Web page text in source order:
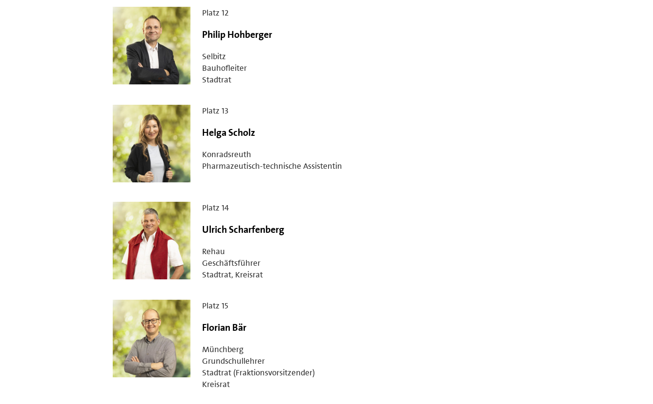
Platz 12
Philip Hohberger
Selbitz
Bauhofleiter
Stadtrat
Platz 13
Helga Scholz
Konradsreuth
Pharmazeutisch-technische Assistentin
Platz 14
Ulrich Scharfenberg
Rehau
Geschäftsführer
Stadtrat, Kreisrat
Platz 15
Florian Bär
Münchberg
Grundschullehrer
Stadtrat (Fraktionsvorsitzender)
Kreisrat